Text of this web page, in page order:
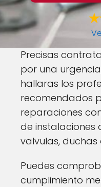
Precisas
por una
hallaras los
recomendados
reparaciones
de instalaciones
valvulas, duchas
Puedes
cumplimiento